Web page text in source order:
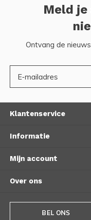
Meld je
Ontvang de
Klantenservice
Informatie
Mijn account
Over ons
BEL ONS